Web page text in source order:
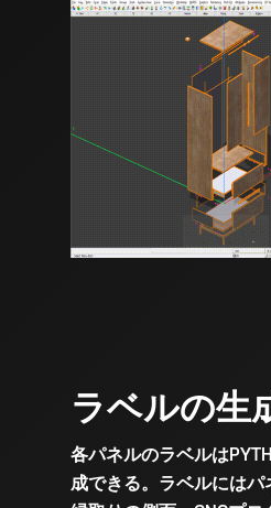
ラベルの生
各パネルのラベルは
成できる。ラベルにはパ